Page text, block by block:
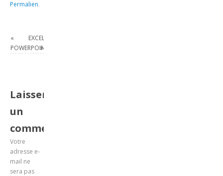
Permalien.
«
POWERPOINT_2007_EFFET_BATIR
EXCEL_2013_EX_LE_BOEUF
»
Laisser
un
commentaire
Votre
adresse e-
mail ne
sera pas